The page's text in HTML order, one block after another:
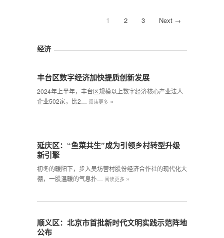
1 2 3 Next →
经济
丰台区数字经济加快提质创新发展
2024年上半年，丰台区规模以上数字经济核心产业法人
企业502家，比2…
阅读更多 »
延庆区：“鱼菜共生”成为引领乡村转型升级
新引擎
初冬的暖阳下，步入吴坊营村股份经济合作社的现代化大
棚，一股温暖的气息扑…
阅读更多 »
顺义区：北京市首批新时代文明实践示范阵地
公布